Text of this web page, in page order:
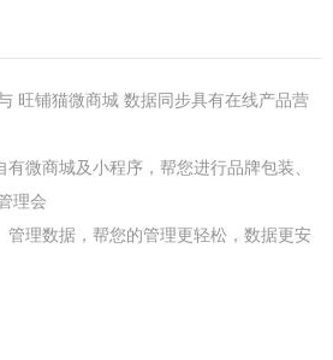
旺铺猫微商城 数据同步具有在线产品营
微商城及小程序，帮您进行品牌包装、
理会
管理数据，帮您的管理更轻松，数据更安